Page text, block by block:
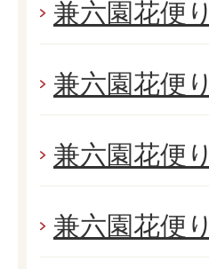
兼六園花便
兼六園花便
兼六園花便
兼六園花便